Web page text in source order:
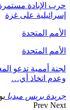
إسرائيلية على غزة
الأمم المتحدة
الأمم المتحدة
لجنة أممية تدعو
وعدم اتخاذ أي…
جريدة بريس ميديا
Prev Next